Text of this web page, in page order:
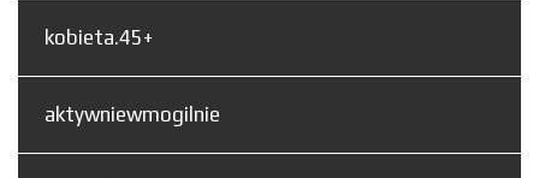
kobieta.45+
aktywniewmogilnie